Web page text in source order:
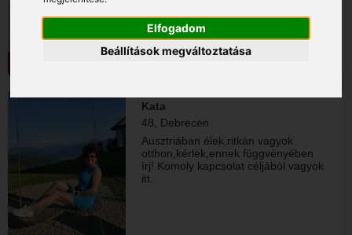
Elfogadom
Beállítások megváltoztatása
nem érdekel.
Kata
48, Debrecen
Ausztriában élek,ritkán vagyok
otthon,kérlek,ennek függvényében
írj! Komoly kapcsolat céljából vagyok
itt.